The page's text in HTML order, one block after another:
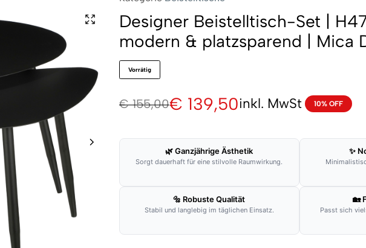
Designer Beistelltisch-Set |
modern & platzsparend | Mica
Vorrätig
€155,00€ 139,50 10% OFF
inkl. MwSt
🌿 Ganzjährige Ästhetik
Sorgt dauerhaft für eine stilvolle Raumwirkung.
✨
🔩 Robuste Qualität
Stabil und langlebig im täglichen Einsatz.
🏡
Passt sich